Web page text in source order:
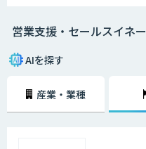
そのためには、営業部門だけで
営業支援ツールはこうした部署間
ことで精度を高め、過去の受注デ
営業支援・セールスイネ
AIを探す
産業・業種